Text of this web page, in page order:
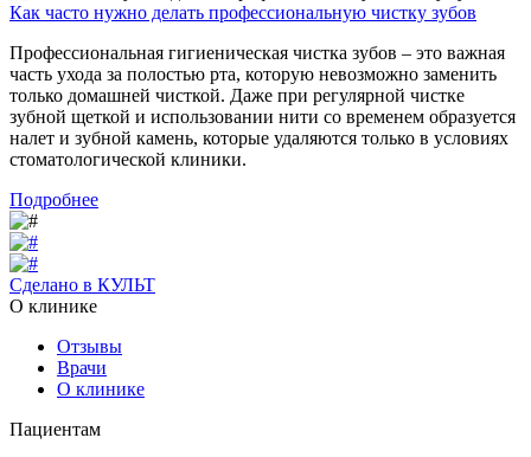
Как часто нужно делать профессиональную чистку зубов
Профессиональная гигиеническая чистка зубов – это важная
часть ухода за полостью рта, которую невозможно заменить
только домашней чисткой. Даже при регулярной чистке
зубной щеткой и использовании нити со временем образуется
налет и зубной камень, которые удаляются только в условиях
стоматологической клиники.
Подробнее
Сделано в КУЛЬТ
О клинике
Отзывы
Врачи
О клинике
Пациентам